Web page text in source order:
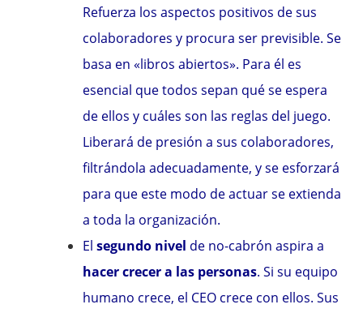
Refuerza los aspectos positivos de sus
colaboradores y procura ser previsible. Se
basa en «libros abiertos». Para él es
esencial que todos sepan qué se espera
de ellos y cuáles son las reglas del juego.
Liberará de presión a sus colaboradores,
filtrándola adecuadamente, y se esforzará
para que este modo de actuar se extienda
a toda la organización.
Elsegundo nivel de no-cabrón aspira a
hacer crecer a las personas. Si su equipo
humano crece, el CEO crece con ellos. Sus